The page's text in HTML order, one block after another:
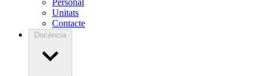
Personal
Unitats
Contacte
Docència